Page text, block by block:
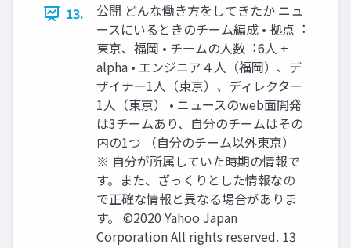
13.
公開 どんな働き⽅をしてきたか ニュ
ースにいるときのチーム編成 • 拠点︓
東京、福岡 • チームの⼈数︓6⼈ +
alpha • エンジニア４⼈（福岡）、デ
ザイナー1⼈（東京）、ディレクター
1⼈（東京） • ニュースのweb⾯開発
は3チームあり、⾃分のチームはその
内の1つ （⾃分のチーム以外東京）
※ 自分が所属していた時期の情報で
す。また、ざっくりとした情報なの
で正確な情報と異なる場合がありま
す。 ©2020 Yahoo Japan
Corporation All rights reserved. 13